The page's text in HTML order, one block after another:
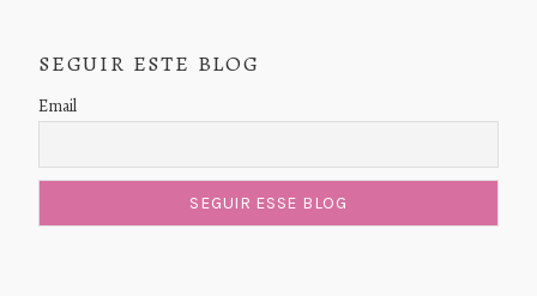
SEGUIR ESTE BLOG
Email